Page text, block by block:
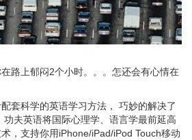
路上郁闷2个小时。。。怎还会有心情在
套科学的英语学习方法， 巧妙的解决了
夫英语将国际心理学、语言学最前延高
，支持你用iPhone/iPad/iPod Touch移动